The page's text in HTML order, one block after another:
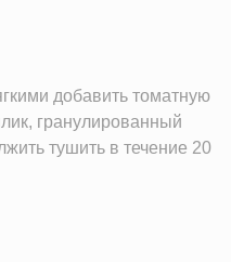
добавить томатную
гранулированный
тушить в течение 20